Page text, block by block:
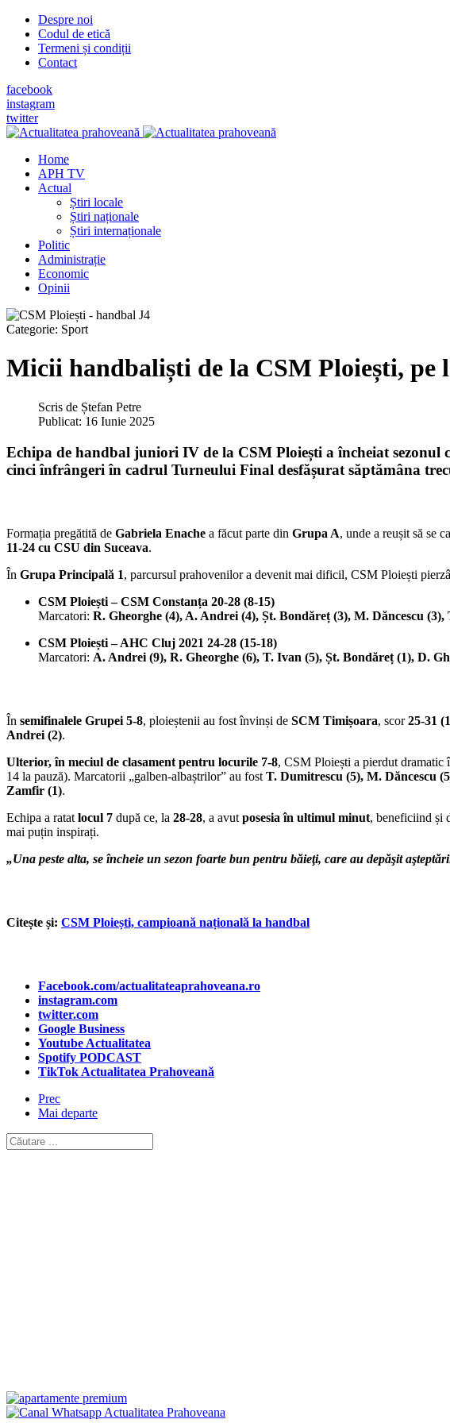
Despre noi
Codul de etică
Termeni și condiții
Contact
facebook
instagram
twitter
Home
APH TV
Actual
Știri locale
Știri naționale
Știri internaționale
Politic
Administrație
Economic
Opinii
Categorie: Sport
Micii handbaliști de la CSM Ploiești, pe
Scris de Ștefan Petre
Publicat: 16 Iunie 2025
Echipa de handbal juniori IV de la CSM Ploiești a încheiat sezonul
cinci înfrângeri în cadrul Turneului Final desfășurat săptămâna
Formația pregătită de Gabriela Enache a făcut parte din Grupa A, unde a reușit să se
11-24 cu CSU din Suceava.
În Grupa Principală 1, parcursul prahovenilor a devenit mai dificil, CSM Ploiești
CSM Ploiești – CSM Constanța 20-28 (8-15)
Marcatori: R. Gheorghe (4), A. Andrei (4), Șt. Bondăreț (3), M. Dăncescu
CSM Ploiești – AHC Cluj 2021 24-28 (15-18)
Marcatori: A. Andrei (9), R. Gheorghe (6), T. Ivan (5), Șt. Bondăreț (1), D.
În semifinalele Grupei 5-8, ploieștenii au fost învinși de SCM Timișoara, scor25-31
Andrei (2).
Ulterior, în meciul de clasament pentru locurile 7-8, CSM Ploiești a pierdut dramatic
14 la pauză). Marcatorii „galben-albaștrilor” au fost T. Dumitrescu (5), M. Dăncescu
Zamfir (1).
Echipa a ratat locul 7 după ce, la 28-28, a avut posesia în ultimul minut, beneficiind și
mai puțin inspirați.
„Una peste alta, se încheie un sezon foarte bun pentru băieţi, care au depăşit
Citește și: CSM Ploiești, campioană națională la handbal
Facebook.com/actualitateaprahoveana.ro
instagram.com
twitter.com
Google Business
Youtube Actualitatea
Spotify PODCAST
TikTok Actualitatea Prahoveană
Prec
Mai departe